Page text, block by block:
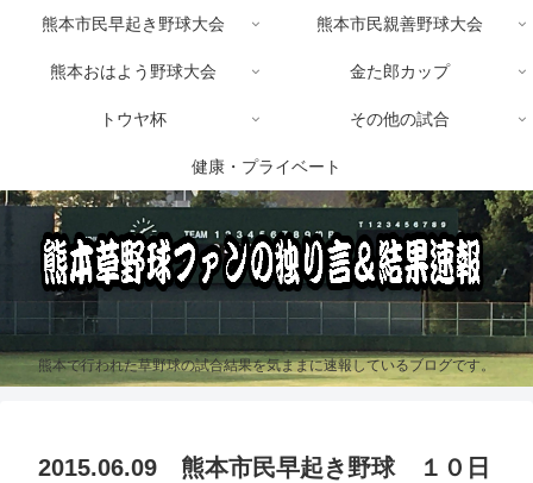
熊本で行われた草野球の試合結果を気ままに速報しているブログです。
熊本市民早起き野球大会 熊本市民親善野球大会
熊本おはよう野球大会 金た郎カップ
トウヤ杯 その他の試合
健康・プライベート
2015.06.09 熊本市民早起き野球 １０日